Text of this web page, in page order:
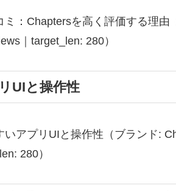
ミ：Chaptersを高く評価する理
｜target_len: 280）
UIと操作性
いアプリUIと操作性（ブランド:
280）